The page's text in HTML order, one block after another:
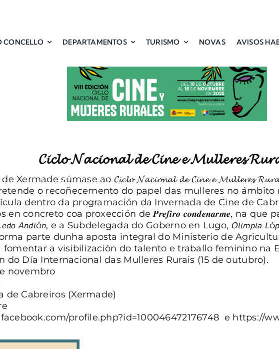
CONCELLO DEPARTAMENTOS TURISMO NOVAS AVISOS
𝓒𝓲𝓬𝓵𝓸 𝓝𝓪𝓬𝓲𝓸𝓷𝓪𝓵 𝓭𝓮 𝓒𝓲𝓷𝓮 𝓮 𝓜𝓾𝓵𝓵𝓮𝓻𝓮𝓼
Xermade súmase ao 𝓒𝓲𝓬𝓵𝓸 𝓝𝓪𝓬𝓲𝓸𝓷𝓪𝓵 𝓭𝓮 𝓒𝓲𝓷𝓮 𝓮 𝓜𝓾𝓵𝓵𝓮𝓻𝓮𝓼
o recoñecemento do papel das mulleres no ámbito
dentro da programación da Invernada de Cine de
en concreto coa proxección de 𝑷𝒓𝒆𝒇𝒊𝒓𝒐 𝒄𝒐𝒏𝒅𝒆𝒏𝒂𝒓𝒎𝒆, na que
𝘈𝘯𝘥𝘪ó𝘯, e a Subdelegada do Goberno en Lugo, 𝘖𝘭𝘪𝘮𝘱𝘪𝘢
parte dunha aposta integral do Ministerio de
fomentar a visibilización do talento e traballo feminino na
do Día Internacional das Mulleres Rurais (15 de outubro).
novembro
de Cabreiros (Xermade)
profile.php?id=100046472176748 e https://